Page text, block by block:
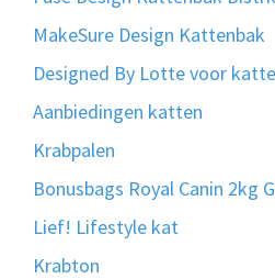
MakeSure Design Kattenbak
Designed By Lotte voor
Aanbiedingen katten
Krabpalen
Bonusbags Royal Canin 2kg
Lief! Lifestyle kat
Krabton